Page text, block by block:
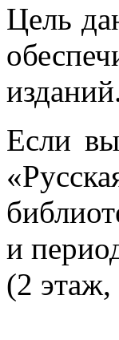
Цель
Если
и
(2